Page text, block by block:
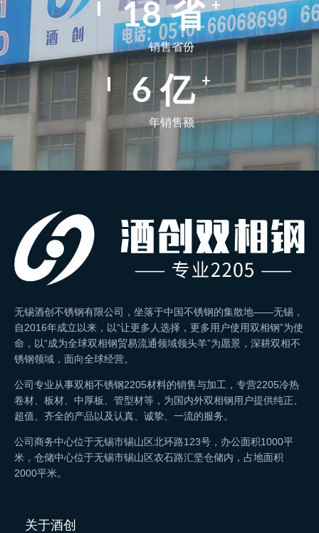
29省+
销售省份
9亿+
年销售额
无锡酒创不锈钢有限公司，坐落于中国不锈钢的集散地——无锡，
自2016年成立以来，以“让更多人选择，更多用户使用双相钢”为使
命，以“成为全球双相钢贸易流通领域领头羊”为愿景，深耕双相不
锈钢领域，面向全球经营。
公司专业从事双相不锈钢2205材料的销售与加工，专营2205冷热
卷材、板材、中厚板、管型材等，为国内外双相钢用户提供纯正、
超值、齐全的产品以及认真、诚挚、一流的服务。
公司商务中心位于无锡市锡山区北环路123号，办公面积1000平
米，仓储中心位于无锡市锡山区农石路汇坚仓储内，占地面积
2000平米。
关于酒创